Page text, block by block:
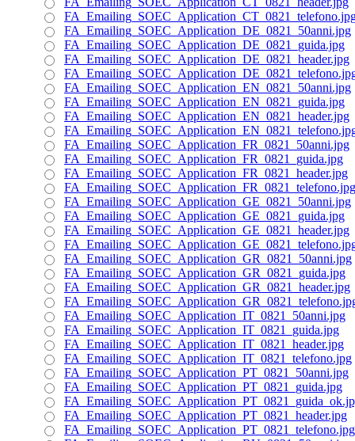
FA_Emailing_SOEC_Application_DE_0821_50anni.jpg
FA_Emailing_SOEC_Application_DE_0821_guida.jpg
FA_Emailing_SOEC_Application_DE_0821_header.jpg
FA_Emailing_SOEC_Application_EN_0821_50anni.jpg
FA_Emailing_SOEC_Application_EN_0821_guida.jpg
FA_Emailing_SOEC_Application_EN_0821_header.jpg
FA_Emailing_SOEC_Application_FR_0821_50anni.jpg
FA_Emailing_SOEC_Application_FR_0821_guida.jpg
FA_Emailing_SOEC_Application_FR_0821_header.jpg
FA_Emailing_SOEC_Application_FR_0821_telefono.jpg
FA_Emailing_SOEC_Application_GE_0821_50anni.jpg
FA_Emailing_SOEC_Application_GE_0821_guida.jpg
FA_Emailing_SOEC_Application_GE_0821_header.jpg
FA_Emailing_SOEC_Application_GR_0821_50anni.jpg
FA_Emailing_SOEC_Application_GR_0821_guida.jpg
FA_Emailing_SOEC_Application_GR_0821_header.jpg
FA_Emailing_SOEC_Application_IT_0821_50anni.jpg
FA_Emailing_SOEC_Application_IT_0821_guida.jpg
FA_Emailing_SOEC_Application_IT_0821_header.jpg
FA_Emailing_SOEC_Application_IT_0821_telefono.jpg
FA_Emailing_SOEC_Application_PT_0821_50anni.jpg
FA_Emailing_SOEC_Application_PT_0821_guida.jpg
FA_Emailing_SOEC_Application_PT_0821_header.jpg
FA_Emailing_SOEC_Application_PT_0821_telefono.jpg